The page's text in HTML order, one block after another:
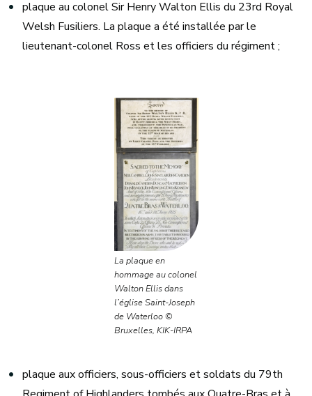
plaque au colonel Sir Henry Walton Ellis du 23rd Royal
Welsh Fusiliers. La plaque a été installée par le
lieutenant-colonel Ross et les officiers du régiment ;
La plaque en
hommage au colonel
Walton Ellis dans
l’église Saint-Joseph
de Waterloo ©
Bruxelles, KIK-IRPA
plaque aux officiers, sous-officiers et soldats du 79th